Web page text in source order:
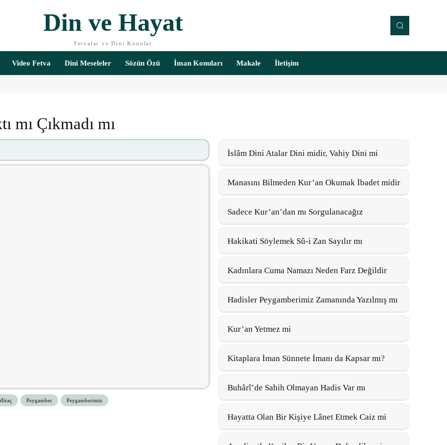
Din ve Hayat
Fetvalar ve Dini Konular
Video Fetva Dini Meseleler Sözün Özü İman Konuları Makale İletişim
mı Çıkmadı mı
Peygamber Peygamberimiz
İslâm Dini Atalar Dini midir, Vahiy Dini mi
Manasını Bilmeden Kur’an Okumak İbadet midir
Sadece Kur’an’dan mı Sorgulanacağız
Hakikati Söylemek Sû-i Zan Sayılır mı
Kadınlara Cuma Namazı Neden Farz Değildir
Hadisler Peygamberimiz Zamanında Yazılmış mı
Kur’an Yetmez mi
Kitaplara İman Sünnete İmanı da Kapsar mı?
Buhârî’de Sahih Olmayan Hadis Var mı
Hayatta Olan Bir Kişiye Lânet Etmek Caiz mi